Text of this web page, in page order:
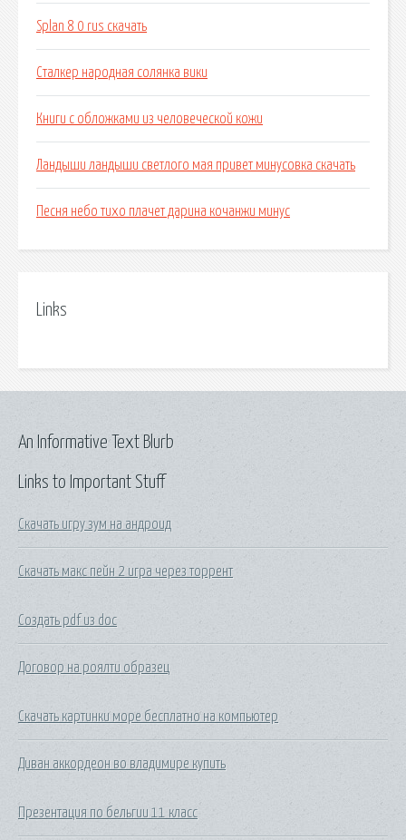
Splan 8 0 rus скачать
Сталкер народная солянка вики
Книги с обложками из человеческой кожи
Ландыши ландыши светлого мая привет минусовка скачать
Песня небо тихо плачет дарина кочанжи минус
Links
Links to Important Stuff
Скачать игру зум на андроид
Скачать макс пейн 2 игра через торрент
Создать pdf из doc
Договор на роялти образец
Скачать картинки море бесплатно на компьютер
Диван аккордеон во владимире купить
Презентация по бельгии 11 класс
An Informative Text Blurb